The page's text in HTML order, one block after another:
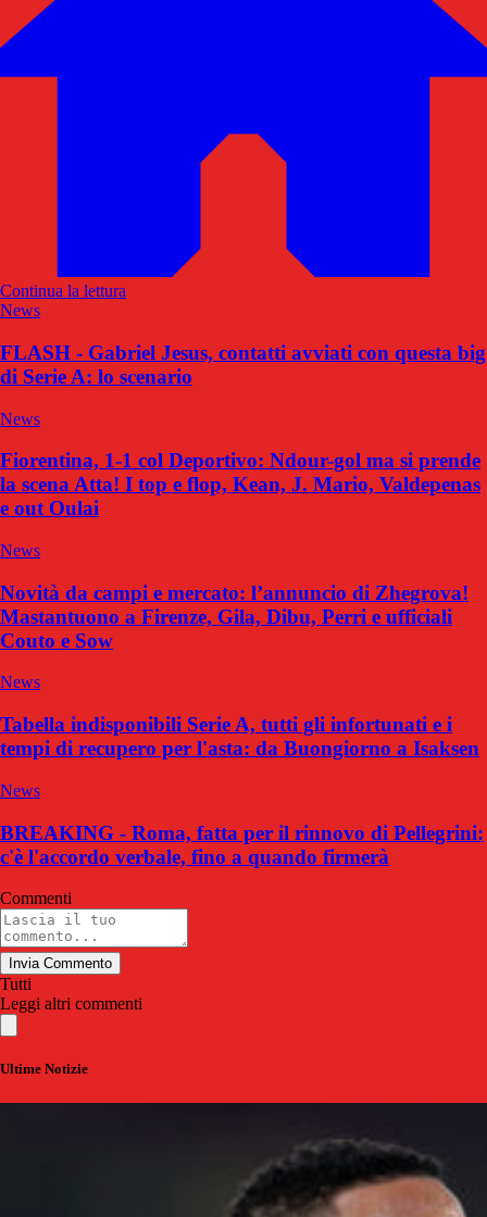
Continua la lettura
News
FLASH - Gabriel Jesus, contatti avviati con questa big
di Serie A: lo scenario
News
Fiorentina, 1-1 col Deportivo: Ndour-gol ma si prende
la scena Atta! I top e flop, Kean, J. Mario, Valdepenas
e out Oulai
News
Novità da campi e mercato: l’annuncio di Zhegrova!
Mastantuono a Firenze, Gila, Dibu, Perri e ufficiali
Couto e Sow
News
Tabella indisponibili Serie A, tutti gli infortunati e i
tempi di recupero per l'asta: da Buongiorno a Isaksen
News
BREAKING - Roma, fatta per il rinnovo di Pellegrini:
c'è l'accordo verbale, fino a quando firmerà
Commenti
Invia Commento
Tutti
Leggi altri commenti
Ultime Notizie